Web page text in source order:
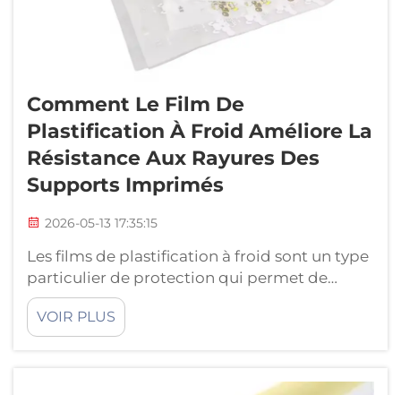
Comment Le Film De
Plastification À Froid Améliore La
Résistance Aux Rayures Des
Supports Imprimés
2026-05-13 17:35:15
Les films de plastification à froid sont un type
particulier de protection qui permet de
conserver l’aspect frais et neuf des
documents imprimés. Lorsque vous
imprimez des éléments tels que des affiches
s’abîmer par rayure. Les rayures détériorent
VOIR PLUS